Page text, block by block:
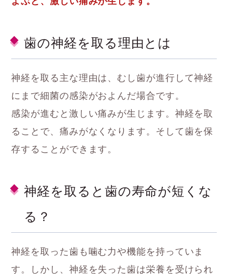
歯の神経を取る理由とは
神経を取る主な理由は、むし歯が進行して神経
にまで細菌の感染がおよんだ場合です。
感染が進むと激しい痛みが生じます。神経を取
ることで、痛みがなくなります。そして歯を保
存することができます。
神経を取ると歯の寿命が短くな
る？
神経を取った歯も噛む力や機能を持っていま
す。しかし、神経を失った歯は栄養を受けられ